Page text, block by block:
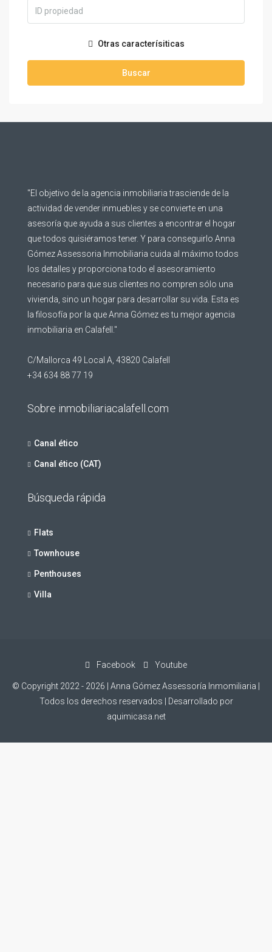
Otras caracterísiticas
Buscar
"El objetivo de la agencia inmobiliaria trasciende de la
actividad de vender inmuebles y se convierte en una
asesoría que ayuda a sus clientes a encontrar el hogar
que todos quisiéramos tener. Y para conseguirlo Anna
Gómez Assessoria Inmobiliaria cuida al máximo todos
los detalles y proporciona todo el asesoramiento
necesario para que sus clientes no compren sólo una
vivienda, sino un hogar para desarrollar su vida. Esta es
la filosofía por la que Anna Gómez es tu mejor agencia
inmobiliaria en Calafell."
C/Mallorca 49 Local A, 43820 Calafell
+34 634 88 77 19
Sobre inmobiliariacalafell.com
Canal ético
Canal ético (CAT)
Búsqueda rápida
Flats
Townhouse
Penthouses
Villa
Facebook Youtube
© Copyright 2022 - 2026 | Anna Gómez Assessoría Inmomiliaria |
Todos los derechos reservados | Desarrollado por
aquimicasa.net